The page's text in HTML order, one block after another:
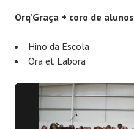
Orq’Graça + coro de alunos
Hino da Escola
Ora et Labora